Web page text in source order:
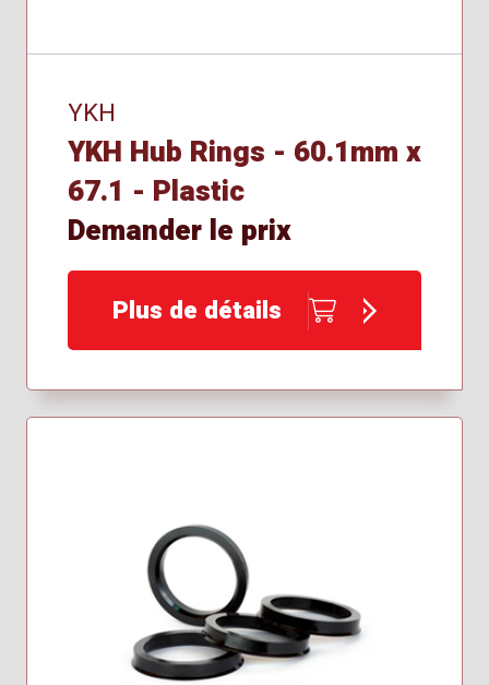
YKH
YKH Hub Rings - 60.1mm x
67.1 - Plastic
Demander le prix
Plus de détails